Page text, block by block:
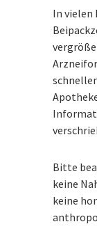
In vielen
Bitte
keine
keine